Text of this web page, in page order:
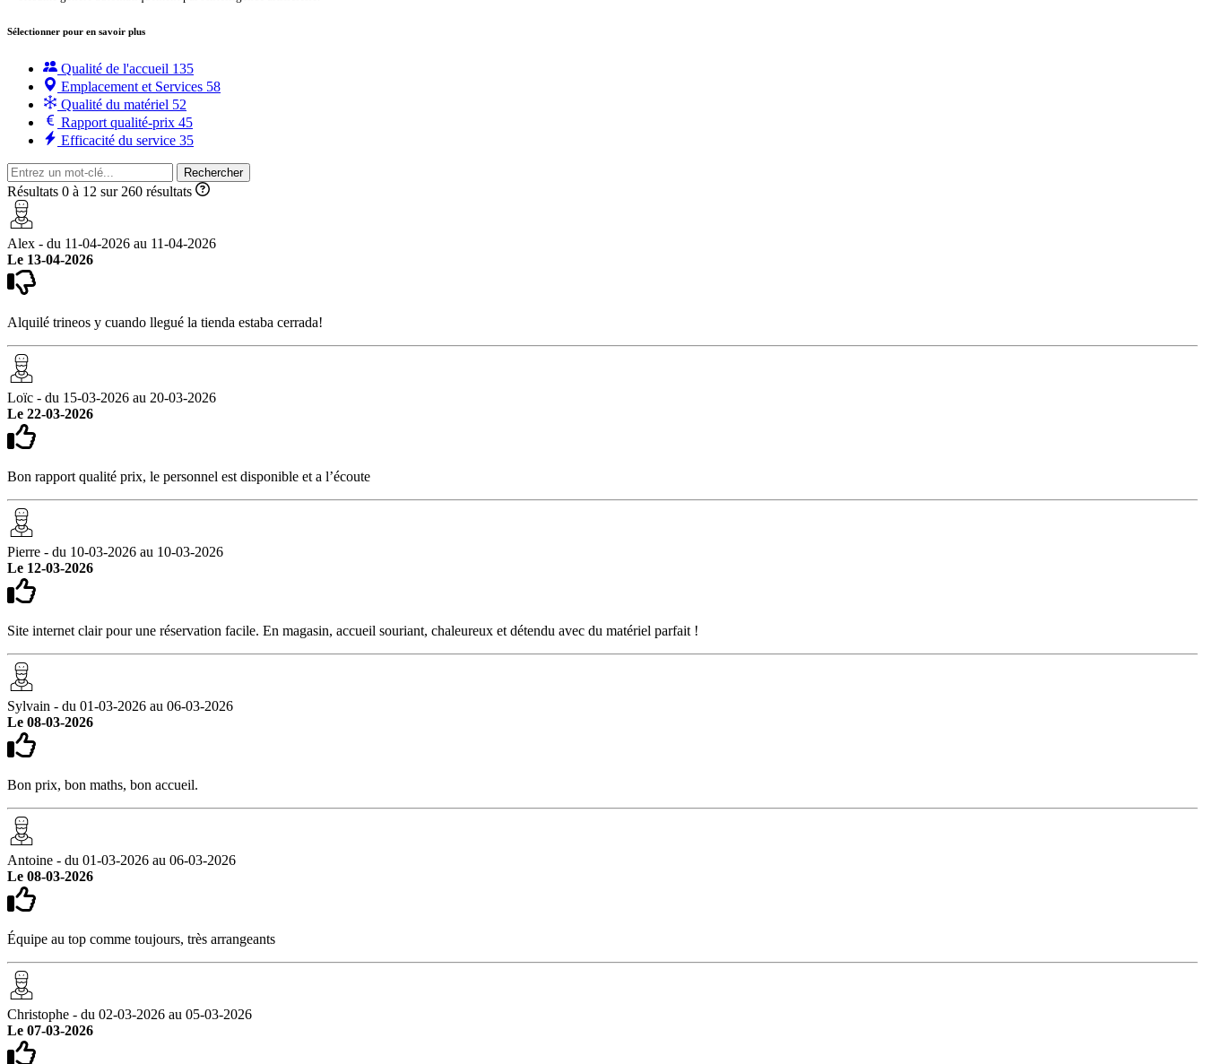
Sélectionner pour en savoir plus
Qualité de l'accueil 135
Emplacement et Services 58
Qualité du matériel 52
Rapport qualité-prix 45
Efficacité du service 35
Rechercher
Résultats 0 à 12 sur 260 résultats
Alex - du 11-04-2026 au 11-04-2026
Le 13-04-2026
Alquilé trineos y cuando llegué la tienda estaba cerrada!
Loïc - du 15-03-2026 au 20-03-2026
Le 22-03-2026
Bon rapport qualité prix, le personnel est disponible et a l’écoute
Pierre - du 10-03-2026 au 10-03-2026
Le 12-03-2026
Site internet clair pour une réservation facile. En magasin, accueil souriant, chaleureux et détendu avec du matériel parfait !
Sylvain - du 01-03-2026 au 06-03-2026
Le 08-03-2026
Bon prix, bon maths, bon accueil.
Antoine - du 01-03-2026 au 06-03-2026
Le 08-03-2026
Équipe au top comme toujours, très arrangeants
Christophe - du 02-03-2026 au 05-03-2026
Le 07-03-2026